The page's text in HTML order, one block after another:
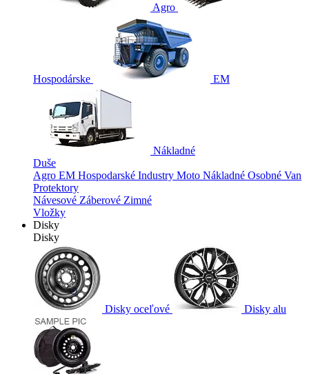
Agro
Hospodárske EM
Nákladné
Duše
Agro EM Hospodarské Industry Moto Nákladné Osobné Van
Protektory
Návesové Záberové Zimné
Vložky
Disky
Disky
Disky oceľové Disky alu